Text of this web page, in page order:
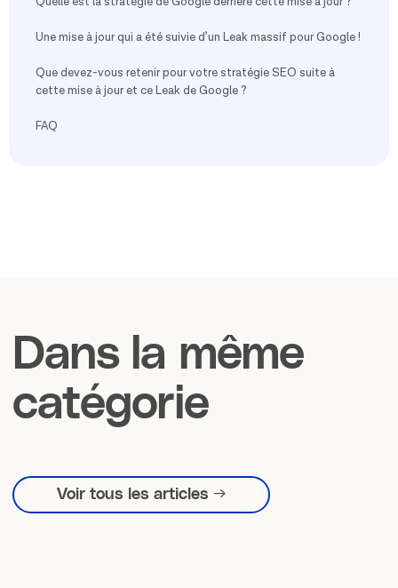
Une mise à jour qui a été suivie d’un Leak massif pour Google !
Que devez-vous retenir pour votre stratégie SEO suite à
cette mise à jour et ce Leak de Google ?
FAQ
Dans la même
catégorie
Voir tous les articles →